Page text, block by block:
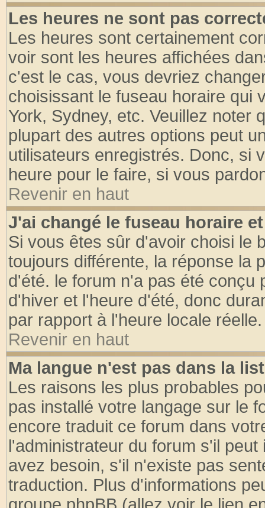
Les heures ne sont pas
Les heures sont certainement
voir sont les heures affichées
c'est le cas, vous devriez
choisissant le fuseau horaire qui
York, Sydney, etc. Veuillez noter
plupart des autres options peut
utilisateurs enregistrés. Donc, si
heure pour le faire, si vous
Revenir en haut
J'ai changé le fuseau horaire
Si vous êtes sûr d'avoir choisi le
toujours différente, la réponse la
d'été. le forum n'a pas été conçu
d'hiver et l'heure d'été, donc
par rapport à l'heure locale réelle.
Revenir en haut
Ma langue n'est pas dans la
Les raisons les plus probables
pas installé votre langage sur le
encore traduit ce forum dans
l'administrateur du forum s'il
avez besoin, s'il n'existe pas
traduction. Plus d'informations